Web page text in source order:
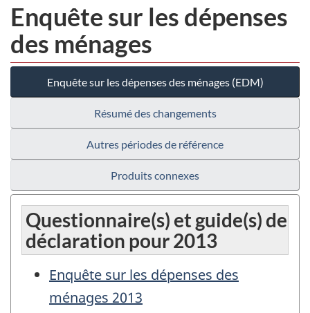
Enquête sur les dépenses
des ménages
Enquête sur les dépenses des ménages (EDM)
Résumé des changements
Autres périodes de référence
Produits connexes
Questionnaire(s) et guide(s) de
déclaration pour 2013
Enquête sur les dépenses des
ménages 2013